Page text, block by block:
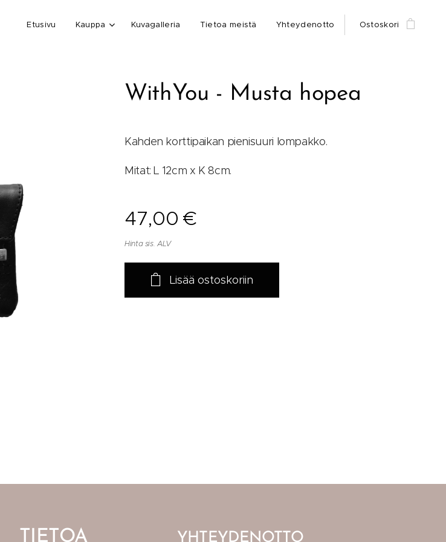
Etusivu Kauppa Kuvagalleria Tietoa meistä Yhteydenotto Ostoskori
WithYou - Musta hopea
Kahden korttipaikan pienisuuri lompakko.
Mitat: L 12cm x K 8cm.
47,00 €
Hinta sis. ALV
Lisää ostoskoriin
TIETOA YHTEYDENOTTO